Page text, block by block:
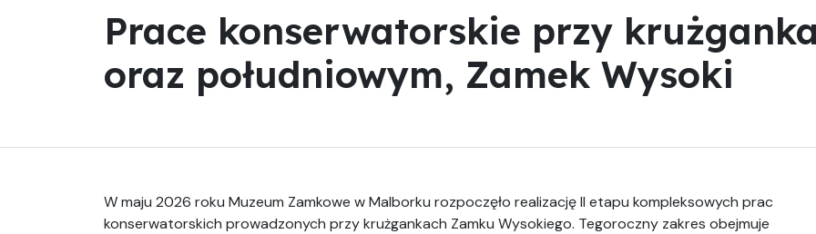
Prace konserwatorskie przy
oraz południowym, Zamek Wysoki
W maju 2026 roku Muzeum Zamkowe w Malborku rozpoczęło realizację II etapu kompleksowych prac
konserwatorskich prowadzonych przy krużgankach Zamku Wysokiego. Tegoroczny zakres obejmuje